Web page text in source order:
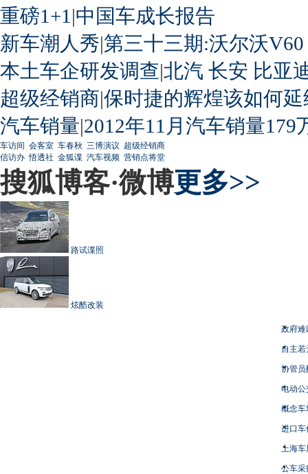
重磅1+1 |中国车成长报告
新车潮人秀|第三十三期:沃尔沃
本土车企研发调查|北汽 长安 比亚
超级经销商|保时捷的辉煌该如何延
汽车销量|2012年11月汽车销量179
车访间 会客室 车春秋 三博演议 超级经销商
信访办 悟透社 金狐谍 汽车视频 营销点将堂
搜狐博客·微博更多>>
路试谍照
炫酷改装
政府难
自主
协管员
电动
概念车
进口车
上海
公车采